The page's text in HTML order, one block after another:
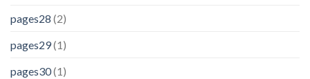
pages28 (2)
pages29(1)
pages30(1)